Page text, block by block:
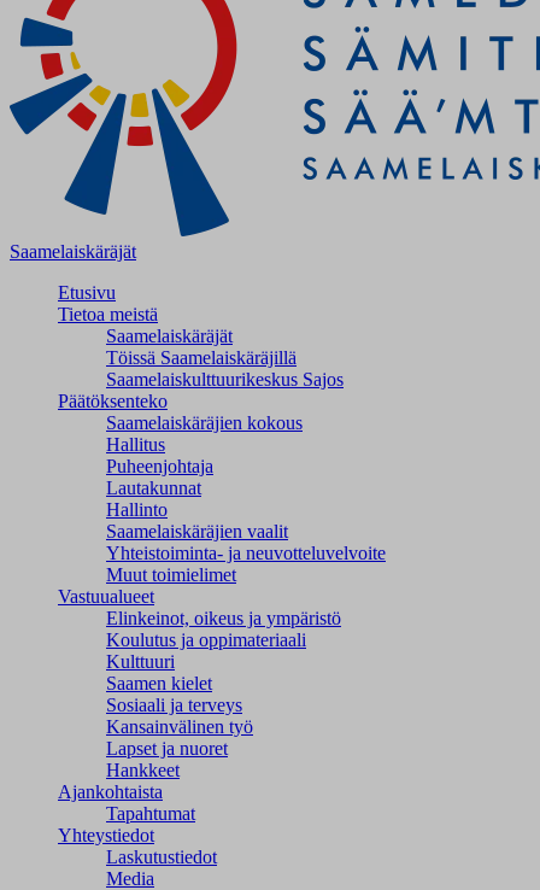
Saamelaiskäräjät
Etusivu
Tietoa meistä
Saamelaiskäräjät
Töissä Saamelaiskäräjillä
Saamelaiskulttuuri­keskus Sajos
Päätöksenteko
Saamelaiskäräjien kokous
Hallitus
Puheenjohtaja
Lautakunnat
Hallinto
Saamelaiskäräjien vaalit
Yhteistoiminta- ja neuvotteluvelvoite
Muut toimielimet
Vastuualueet
Elinkeinot, oikeus ja ympäristö
Koulutus ja oppimateriaali
Kulttuuri
Saamen kielet
Sosiaali ja terveys
Kansainvälinen työ
Lapset ja nuoret
Hankkeet
Ajankohtaista
Tapahtumat
Yhteystiedot
Laskutustiedot
Media